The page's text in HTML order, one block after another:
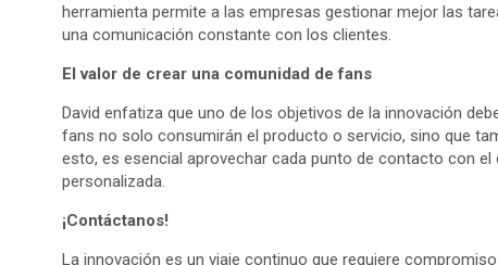
herramienta permite a las empresas gestionar mejor las
una comunicación constante con los clientes.
El valor de crear una comunidad de fans
David enfatiza que uno de los objetivos de la innovación
fans no solo consumirán el producto o servicio, sino que
esto, es esencial aprovechar cada punto de contacto con
personalizada.
¡Contáctanos!
La innovación es un viaje continuo que requiere